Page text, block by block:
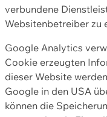
verbundene
Websitenbetreiber zu
Google Analytics
Cookie erzeugten
dieser Website
Google in den USA
können die